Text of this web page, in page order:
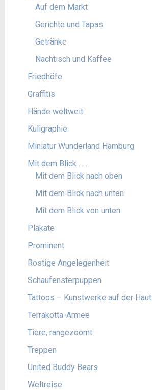
Auf dem Markt
Gerichte und Tapas
Getränke
Nachtisch und Kaffee
Friedhöfe
Graffitis
Hände weltweit
Kuligraphie
Miniatur Wunderland Hamburg
Mit dem Blick . . .
Mit dem Blick nach oben
Mit dem Blick nach unten
Mit dem Blick von unten
Plakate
Prominent
Rostige Angelegenheit
Schaufensterpuppen
Tattoos – Kunstwerke auf der Haut
Terrakotta-Armee
Tiere, rangezoomt
Treppen
United Buddy Bears
Weltreise